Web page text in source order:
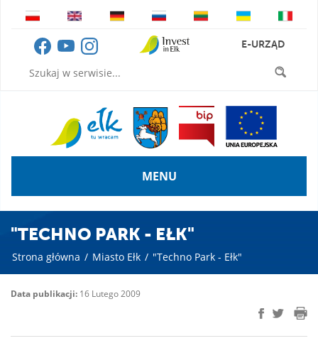
E-URZĄD
MENU
"TECHNO PARK - EŁK"
Strona główna / Miasto Ełk / "Techno Park - Ełk"
Data publikacji: 16 Lutego 2009